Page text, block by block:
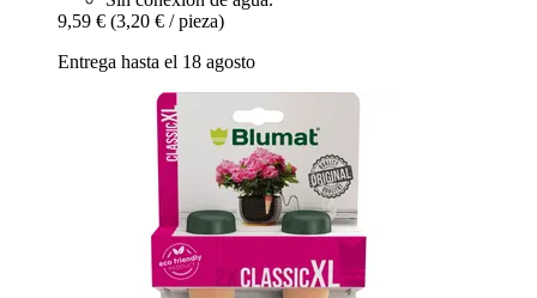
9,59 € (3,20 € / pieza)
Entrega hasta el 18 agosto